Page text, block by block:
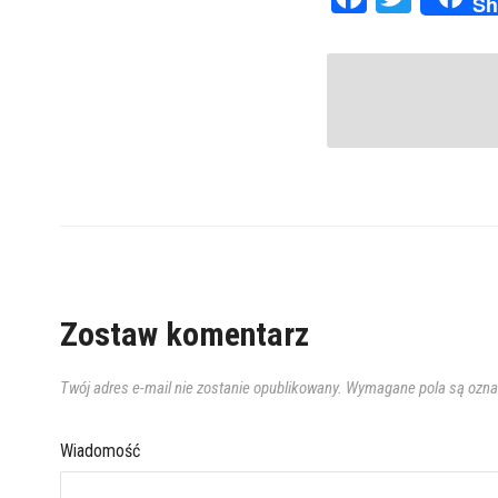
Zostaw komentarz
Twój adres e-mail nie zostanie opublikowany. Wymagane pola są
Wiadomość